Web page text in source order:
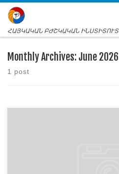
ՀԱՅԿԱԿԱՆ ԲԺՇԿԱԿԱՆ ԻՆՍՏԻՏՈՒՏ
Monthly Archives: June 2026
1 post